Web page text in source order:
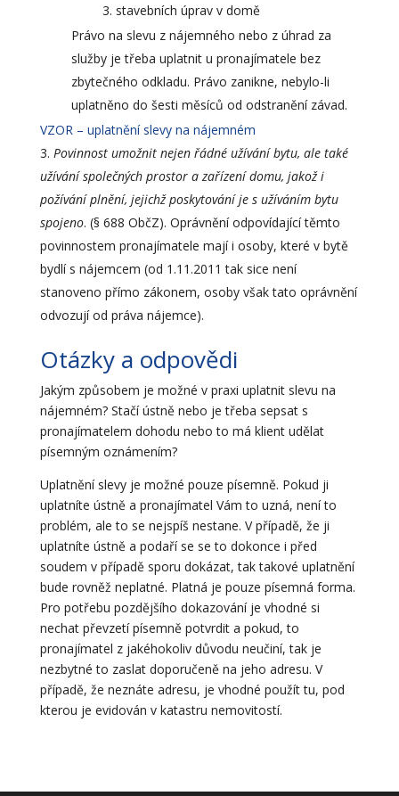
stavebních úprav v domě
Právo na slevu z nájemného nebo z úhrad za
služby je třeba uplatnit u pronajímatele bez
zbytečného odkladu. Právo zanikne, nebylo-li
uplatněno do šesti měsíců od odstranění závad.
VZOR – uplatnění slevy na nájemném
Povinnost umožnit nejen řádné užívání bytu, ale také
užívání společných prostor a zařízení domu, jakož i
požívání plnění, jejichž poskytování je s užíváním bytu
spojeno. (§ 688 ObčZ). Oprávnění odpovídající těmto
povinnostem pronajímatele mají i osoby, které v bytě
bydlí s nájemcem (od 1.11.2011 tak sice není
stanoveno přímo zákonem, osoby však tato oprávnění
odvozují od práva nájemce).
Otázky a odpovědi
Jakým způsobem je možné v praxi uplatnit slevu na
nájemném? Stačí ústně nebo je třeba sepsat s
pronajímatelem dohodu nebo to má klient udělat
písemným oznámením?
Uplatnění slevy je možné pouze písemně. Pokud ji
uplatníte ústně a pronajímatel Vám to uzná, není to
problém, ale to se nejspíš nestane. V případě, že ji
uplatníte ústně a podaří se se to dokonce i před
soudem v případě sporu dokázat, tak takové uplatnění
bude rovněž neplatné. Platná je pouze písemná forma.
Pro potřebu pozdějšího dokazování je vhodné si
nechat převzetí písemně potvrdit a pokud, to
pronajímatel z jakéhokoliv důvodu neučiní, tak je
nezbytné to zaslat doporučeně na jeho adresu. V
případě, že neznáte adresu, je vhodné použít tu, pod
kterou je evidován v katastru nemovitostí.